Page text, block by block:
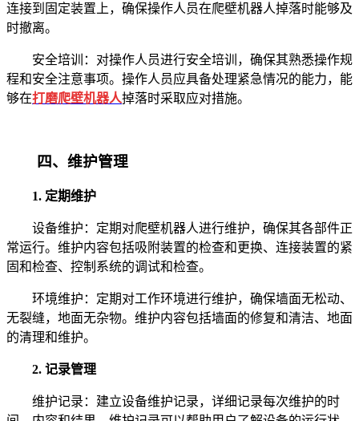
连接到固定装置上，确保操作人员在爬壁机器人掉落时能够及
时撤离。
安全培训：对操作人员进行安全培训，确保其熟悉操作规
程和安全注意事项。操作人员应具备处理紧急情况的能力，能
够在打磨爬壁机器人掉落时采取应对措施。
四、维护管理
1. 定期维护
设备维护：定期对爬壁机器人进行维护，确保其各部件正
常运行。维护内容包括吸附装置的检查和更换、连接装置的紧
固和检查、控制系统的调试和检查。
环境维护：定期对工作环境进行维护，确保墙面无松动、
无裂缝，地面无杂物。维护内容包括墙面的修复和清洁、地面
的清理和维护。
2. 记录管理
维护记录：建立设备维护记录，详细记录每次维护的时